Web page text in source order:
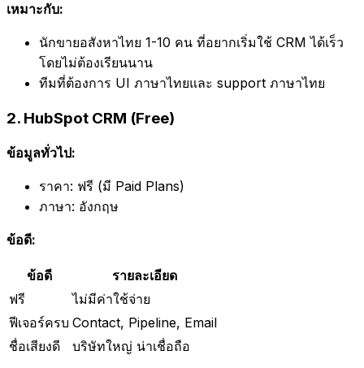
เหมาะกับ:
นักขายอสังหาไทย 1-10 คน ที่อยากเริ่มใช้ CRM ได้เร็ว
โดยไม่ต้องเรียนนาน
ทีมที่ต้องการ UI ภาษาไทยและ support ภาษาไทย
2. HubSpot CRM (Free)
ข้อมูลทั่วไป:
ราคา: ฟรี (มี Paid Plans)
ภาษา: อังกฤษ
ข้อดี:
ข้อดี
รายละเอียด
ฟรี
ไม่มีค่าใช้จ่าย
ฟีเจอร์ครบ Contact, Pipeline, Email
ชื่อเสียงดี
บริษัทใหญ่ น่าเชื่อถือ